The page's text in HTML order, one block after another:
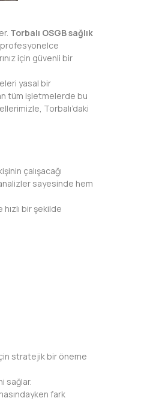
Torbalı OSGB sağlık
profesyonelce
için güvenli bir
yasal bir
tüm işletmelerde bu
Torbalı’daki
çalışacağı
sayesinde hem
bir şekilde
stratejik bir öneme
sağlar.
fark